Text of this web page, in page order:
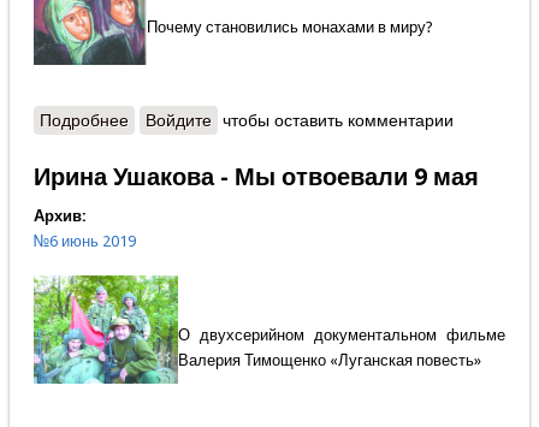
Почему становились монахами в миру?
Подробнеео Марина Струкова - Тайное монашество в России
Войдите чтобы оставить комментарии
Ирина Ушакова - Мы отвоевали 9 мая
Архив:
№6 июнь 2019
О двухсерийном документальном фильме
Валерия Тимощенко «Луганская повесть»